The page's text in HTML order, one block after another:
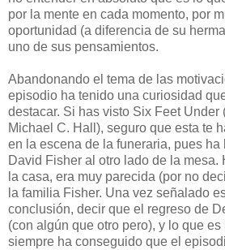
por la mente en cada momento, por
oportunidad (a diferencia de su
uno de sus pensamientos.
Abandonando el tema de las
episodio ha tenido una curiosidad
destacar. Si has visto Six Feet Under
Michael C. Hall), seguro que esta te
en la escena de la funeraria, pues ha
David Fisher al otro lado de la mesa.
la casa, era muy parecida (por no
la familia Fisher. Una vez señalado
conclusión, decir que el regreso de
(con algún que otro pero), y lo que
siempre ha conseguido que el